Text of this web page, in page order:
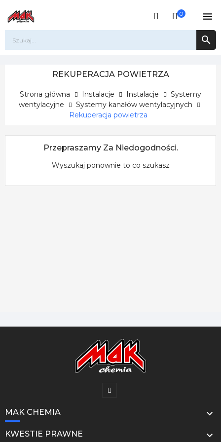
0 

REKUPERACJA POWIETRZA
Strona główna Instalacje Instalacje
Systemy
wentylacyjne
Systemy kanałów wentylacyjnych
Rekuperacja powietrza
Przepraszamy Za Niedogodności.
Wyszukaj ponownie to co szukasz
MAK CHEMIA 
KWESTIE PRAWNE 